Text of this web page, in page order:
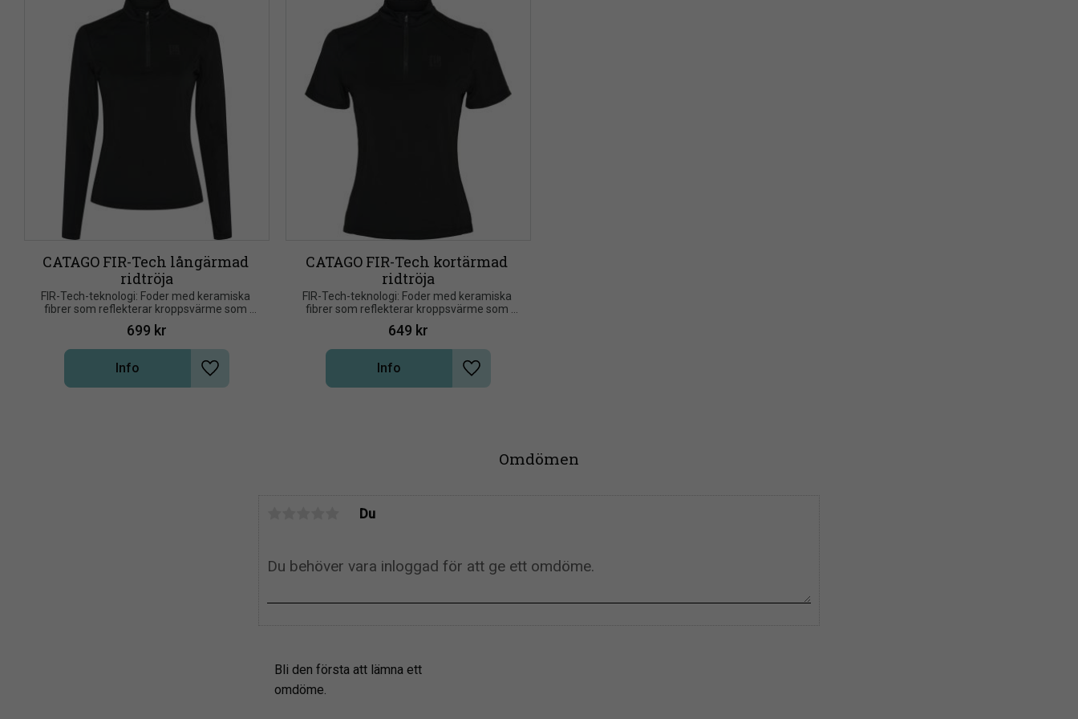
Omdömen
Du
Bli den första att lämna ett
omdöme.
CATAGO FIR-Tech långärmad
ridtröja
​FIR-Tech-teknologi: Foder med keramiska
fibrer som reflekterar kroppsvärme som
infraröd energi
699 kr
Lägg till i önskelista
Info
CATAGO FIR-Tech kortärmad
ridtröja
​FIR-Tech-teknologi: Foder med keramiska
fibrer som reflekterar kroppsvärme som
infraröd energi
649 kr
Lägg till i önskelista
Info